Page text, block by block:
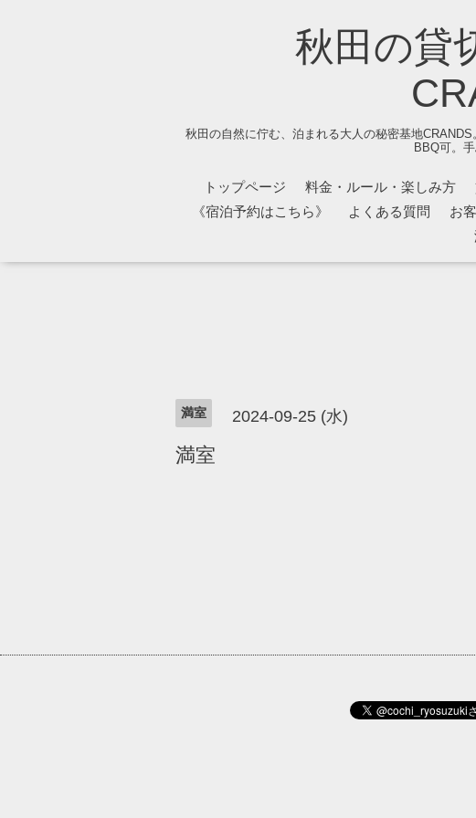
秋田の貸
秋田の自然に佇む、泊まれる大人の秘密基地
BBQ可。
トップページ 料金・ルール・楽しみ方
《宿泊予約はこちら》
よくある質問 お
満室 2024-09-25 (水)
満室